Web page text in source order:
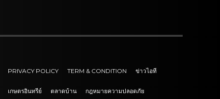
PRIVACY POLICY TERM & CONDITION ข่าวไอที
เกษตรอินทรีย์ ตลาดบ้าน กฎหมายความปลอดภัย